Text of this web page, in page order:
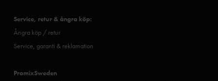
Service, retur & ångra köp:
Ångra köp / retur
Service, garanti & reklamation
PromixSweden